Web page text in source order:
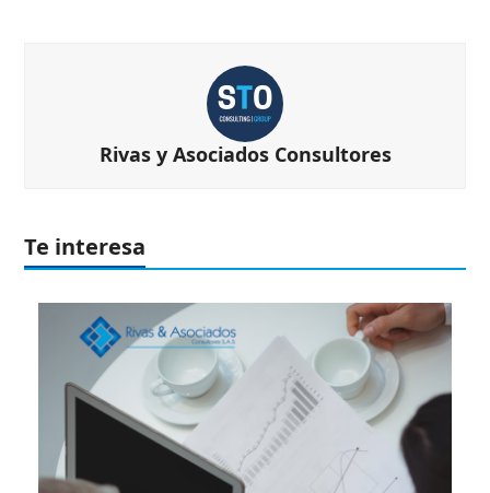
Rivas y Asociados Consultores
Te interesa